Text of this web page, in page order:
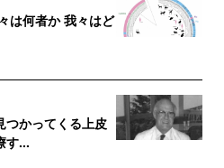
は何者か 我々はど
つかってくる上皮
す...